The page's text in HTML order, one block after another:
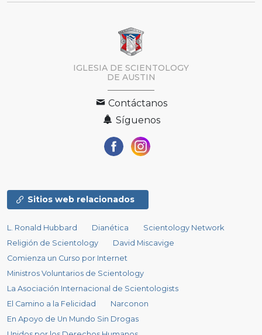
IGLESIA DE SCIENTOLOGY
DE AUSTIN
Contáctanos
Síguenos
Sitios web relacionados
L. Ronald Hubbard Dianética
Scientology Network
Religión de Scientology
David Miscavige
Comienza un Curso por Internet
Ministros Voluntarios de Scientology
La Asociación Internacional de Scientologists
El Camino a la Felicidad
Narconon
En Apoyo de Un Mundo Sin Drogas